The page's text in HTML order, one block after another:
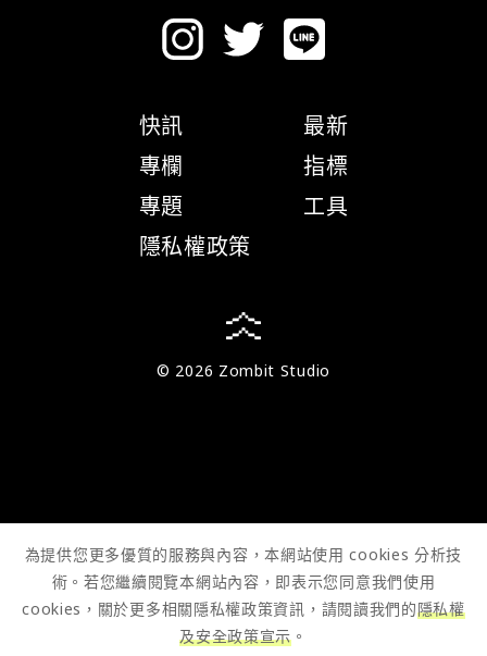
快訊
專欄
專題
隱私權政策
最新
指標
工具
© 2026 Zombit Studio
為提供您更多優質的服務與內容，本網站使用 cookies 分析技
術。若您繼續閱覽本網站內容，即表示您同意我們使用
cookies，關於更多相關隱私權政策資訊，請閱讀我們的隱私權
及安全政策宣示 。